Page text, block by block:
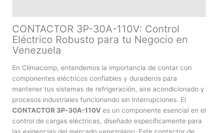
CONTACTOR 3P-30A-110V: Control
Eléctrico Robusto para tu Negocio en
Venezuela
En Climacomp, entendemos la importancia de contar con
componentes eléctricos confiables y duraderos para
mantener tus sistemas de refrigeración, aire acondicionado y
procesos industriales funcionando sin interrupciones. El
CONTACTOR 3P-30A-110V es un componente esencial en el
control de cargas eléctricas, diseñado específicamente para